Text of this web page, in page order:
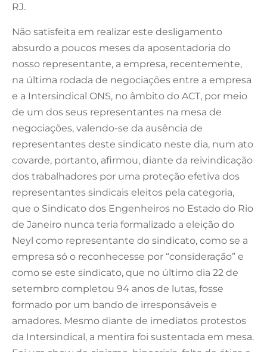
RJ.
Não satisfeita em realizar este desligamento
absurdo a poucos meses da aposentadoria do
nosso representante, a empresa, recentemente,
na última rodada de negociações entre a empresa
e a Intersindical ONS, no âmbito do ACT, por meio
de um dos seus representantes na mesa de
negociações, valendo-se da ausência de
representantes deste sindicato neste dia, num ato
covarde, portanto, afirmou, diante da reivindicação
dos trabalhadores por uma proteção efetiva dos
representantes sindicais eleitos pela categoria,
que o Sindicato dos Engenheiros no Estado do Rio
de Janeiro nunca teria formalizado a eleição do
Neyl como representante do sindicato, como se a
empresa só o reconhecesse por “consideração” e
como se este sindicato, que no último dia 22 de
setembro completou 94 anos de lutas, fosse
formado por um bando de irresponsáveis e
amadores. Mesmo diante de imediatos protestos
da Intersindical, a mentira foi sustentada em mesa.